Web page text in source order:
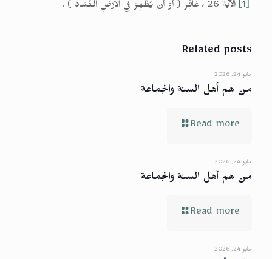
[1]
الآية 26 ، غافر ( أَوْ أَن يُظْهِرَ فِي الْأَرْضِ الْفَسَادَ ) .
Related posts
مايو 24, 2026
من هم أهل السنة والجماعة
Read more
مايو 24, 2026
من هم أهل السنة والجماعة
Read more
مايو 24, 2026